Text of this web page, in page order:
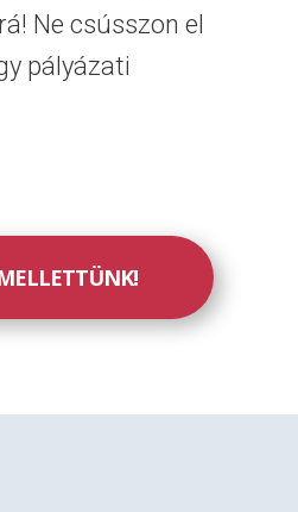
Ne csússzon el
pályázati